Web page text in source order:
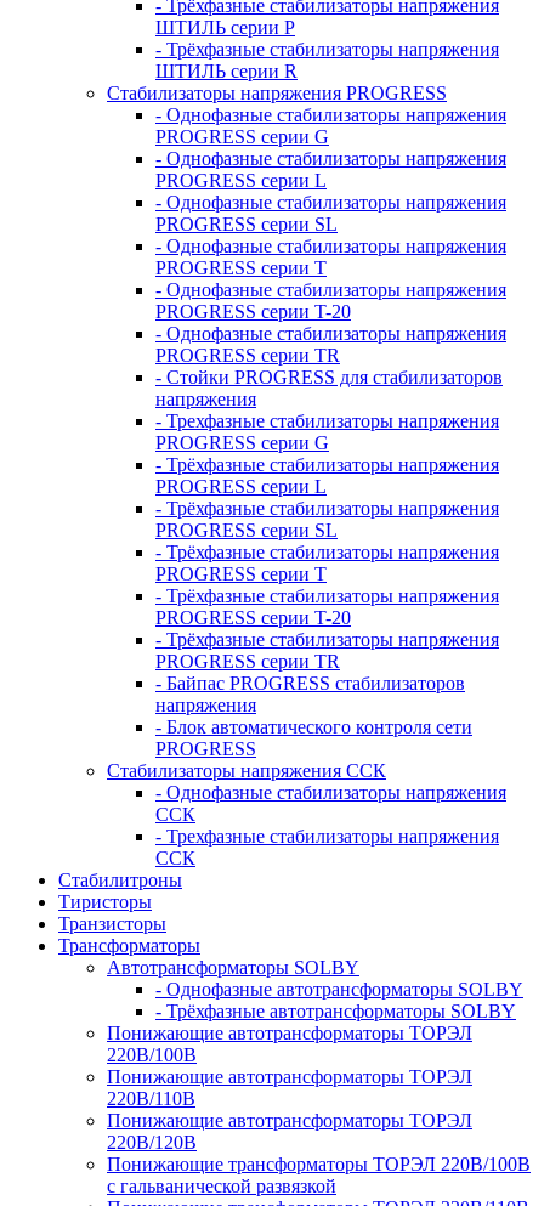
- Трёхфазные стабилизаторы напряжения
ШТИЛЬ серии P
- Трёхфазные стабилизаторы напряжения
ШТИЛЬ серии R
Стабилизаторы напряжения PROGRESS
- Однофазные стабилизаторы напряжения
PROGRESS серии G
- Однофазные стабилизаторы напряжения
PROGRESS серии L
- Однофазные стабилизаторы напряжения
PROGRESS серии SL
- Однофазные стабилизаторы напряжения
PROGRESS серии T
- Однофазные стабилизаторы напряжения
PROGRESS серии T-20
- Однофазные стабилизаторы напряжения
PROGRESS серии TR
- Стойки PROGRESS для стабилизаторов
напряжения
- Трехфазные стабилизаторы напряжения
PROGRESS серии G
- Трёхфазные стабилизаторы напряжения
PROGRESS серии L
- Трёхфазные стабилизаторы напряжения
PROGRESS серии SL
- Трёхфазные стабилизаторы напряжения
PROGRESS серии T
- Трёхфазные стабилизаторы напряжения
PROGRESS серии T-20
- Трёхфазные стабилизаторы напряжения
PROGRESS серии TR
- Байпас PROGRESS стабилизаторов
напряжения
- Блок автоматического контроля сети
PROGRESS
Стабилизаторы напряжения ССК
- Однофазные стабилизаторы напряжения
ССК
- Трехфазные стабилизаторы напряжения
ССК
Стабилитроны
Тиристоры
Транзисторы
Трансформаторы
Автотрансформаторы SOLBY
- Однофазные автотрансформаторы SOLBY
- Трёхфазные автотрансформаторы SOLBY
Понижающие автотрансформаторы ТОРЭЛ
220В/100В
Понижающие автотрансформаторы ТОРЭЛ
220В/110В
Понижающие автотрансформаторы ТОРЭЛ
220В/120В
Понижающие трансформаторы ТОРЭЛ 220В/100В
с гальванической развязкой